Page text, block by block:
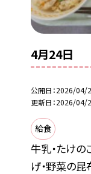
4月24日
公開日 2026/04/
更新日 2026/04/
給食
牛乳・たけの
げ・野菜の